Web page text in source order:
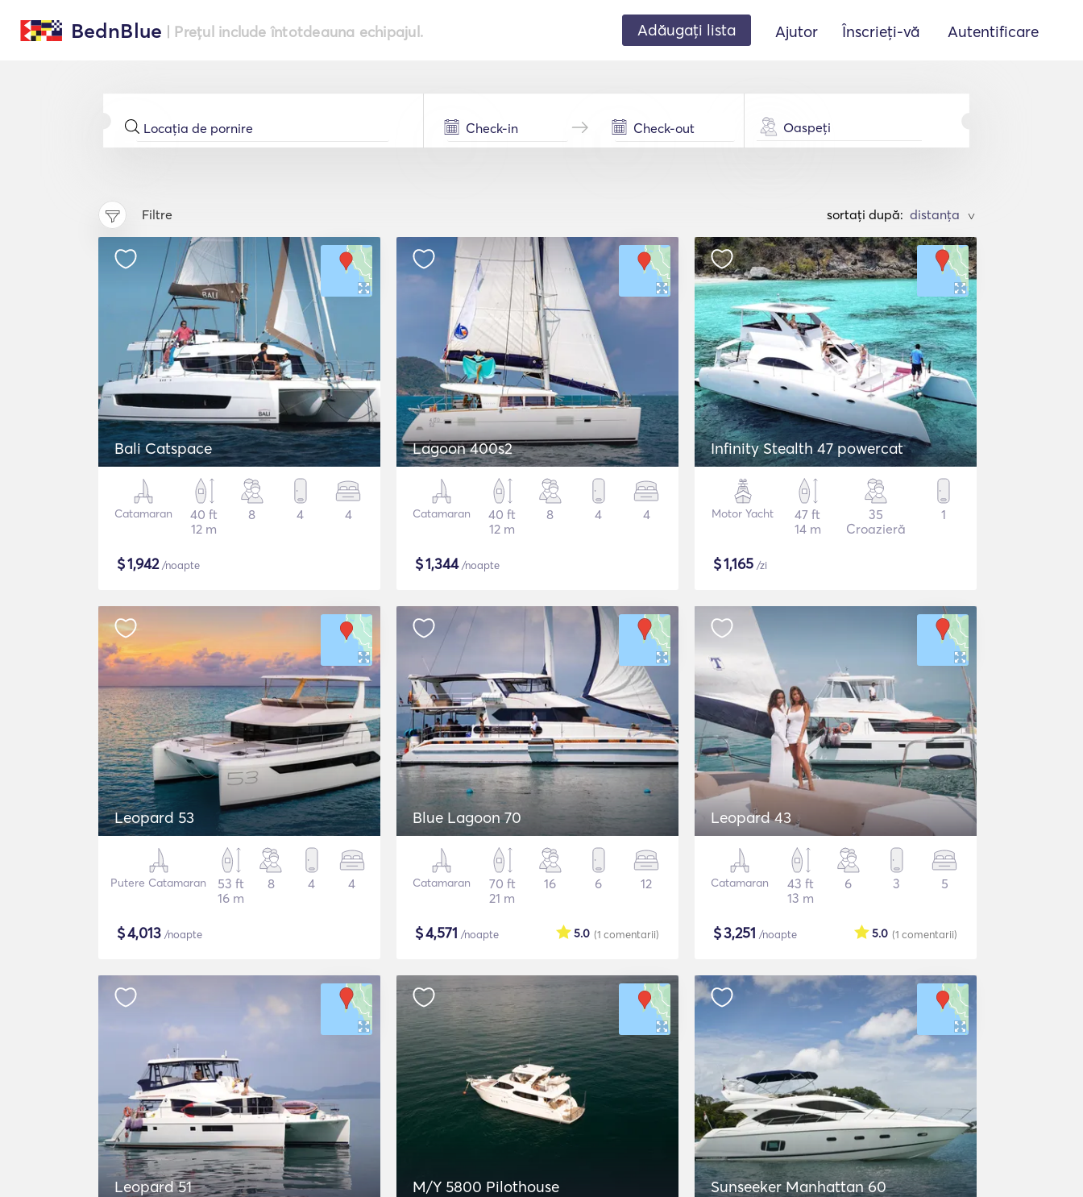
BednBlue | Prețul include întotdeauna echipajul. Adăugați lista Ajutor Înscrieți-vă Autentificare
Oaspeți
Filtre sortați după: >
Bali Catspace
Catamaran
40 ft
12 m
8 4 4
$1,942/noapte
Lagoon 400s2
Catamaran
40 ft
12 m
8 4 4
$1,344/noapte
Infinity Stealth 47 powercat
Motor Yacht
47 ft
14 m
35
Croazieră
1
$1,165 /zi
Leopard 53
Putere Catamaran
53 ft
16 m
8 4 4
$4,013 /noapte
Blue Lagoon 70
Catamaran
70 ft
21 m
16 6 12
$4,571 /noapte (1 comentarii)
5.0
Leopard 43
Catamaran
43 ft
13 m
6 3 5
$3,251 /noapte (1 comentarii)
5.0
Leopard 51 M/Y 5800 Pilothouse Sunseeker Manhattan 60